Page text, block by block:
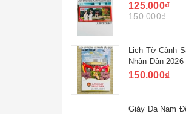
125.000₫
150.000₫
Lịch Tờ Cảnh
Nhân Dân 2026
cuốn)
150.000₫
Giày Da Nam